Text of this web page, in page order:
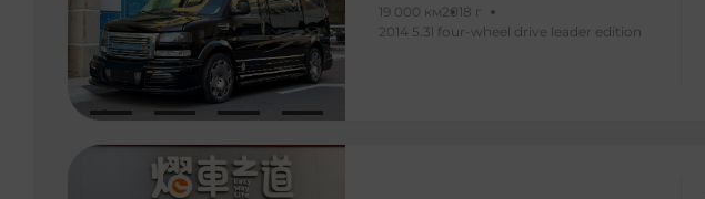
19 000 км2018 г
2014 5.3l four-wheel drive leader edition